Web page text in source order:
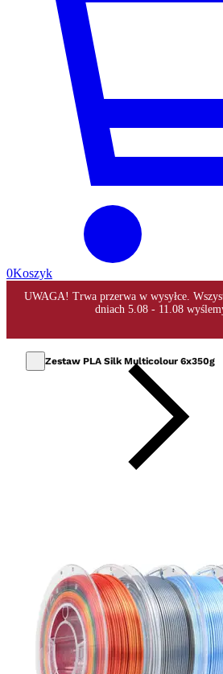
0Koszyk
Zestaw PLA Silk Multicolour 6x350g